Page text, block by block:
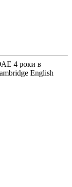
4 роки в
English